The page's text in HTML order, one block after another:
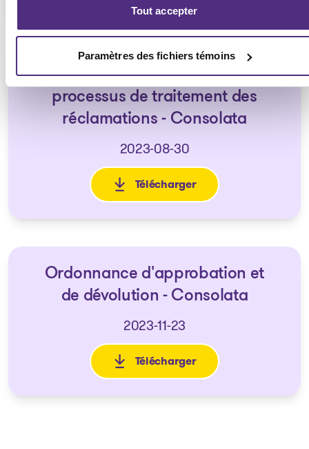
Tout accepter
Paramètres des fichiers témoins
Ordonnance approuvant un
processus de traitement des
réclamations - Consolata
2023-08-30
Télécharger
: Ordonnance approuvant un
Ordonnance d'approbation et
de dévolution - Consolata
2023-11-23
Télécharger
: Ordonnance d'approbation